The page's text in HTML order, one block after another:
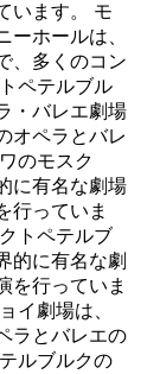
います。 モ
ーホールは、
、多くのコン
ペテルブル
・バレエ劇場
オペラとバレ
のモスク
に有名な劇場
行っていま
トペテルブ
的に有名な劇
を行っていま
イ劇場は、
ラとバレエの
ルブルクの